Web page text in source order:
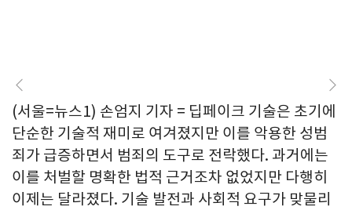
(서울=뉴스1) 손엄지 기자 = 딥페이크 기술은 초기에
단순한 기술적 재미로 여겨졌지만 이를 악용한 성범
죄가 급증하면서 범죄의 도구로 전락했다. 과거에는
이를 처벌할 명확한 법적 근거조차 없었지만 다행히
이제는 달라졌다. 기술 발전과 사회적 요구가 맞물리